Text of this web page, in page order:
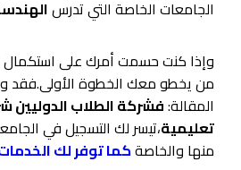
الجامعات الخاصة التي تدرس
وإذا كنت حسمت أمرك على استكمال
من يخطو معك الخطوة الأولى.فقد
المقالة:فشركة الطلاب الدوليين
تعليمية،تيسر لك التسجيل في
منها والخاصةكما توفر لك الخدمات